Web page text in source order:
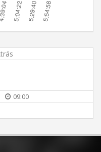
09:00